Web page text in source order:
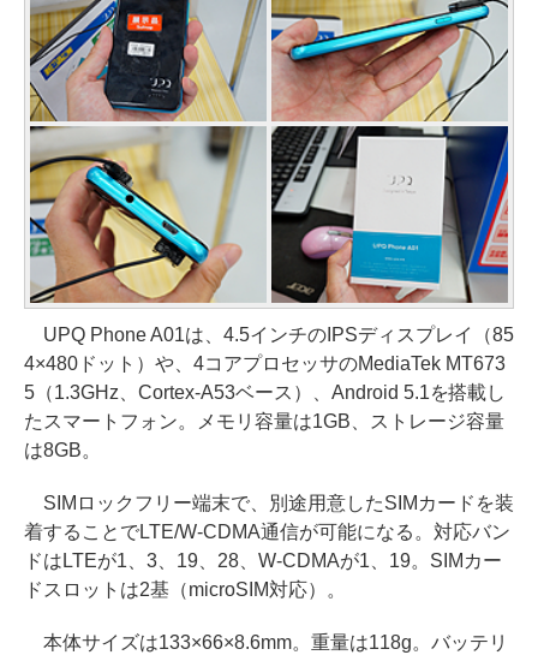
UPQ Phone A01は、4.5インチのIPSディスプレイ（85
4×480ドット）や、4コアプロセッサのMediaTek MT673
5（1.3GHz、Cortex-A53ベース）、Android 5.1を搭載し
たスマートフォン。メモリ容量は1GB、ストレージ容量
は8GB。
SIMロックフリー端末で、別途用意したSIMカードを装
着することでLTE/W-CDMA通信が可能になる。対応バン
ドはLTEが1、3、19、28、W-CDMAが1、19。SIMカー
ドスロットは2基（microSIM対応）。
本体サイズは133×66×8.6mm。重量は118g。バッテリ